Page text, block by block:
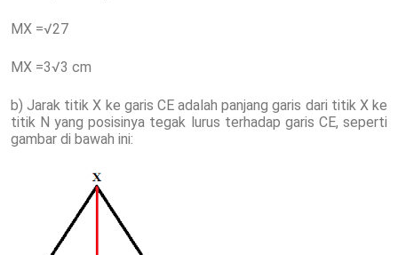
MX =√27
MX =3√3 cm
b) Jarak titik X ke garis CE adalah panjang garis dari titik X ke
titik N yang posisinya tegak lurus terhadap garis CE, seperti
gambar di bawah ini: